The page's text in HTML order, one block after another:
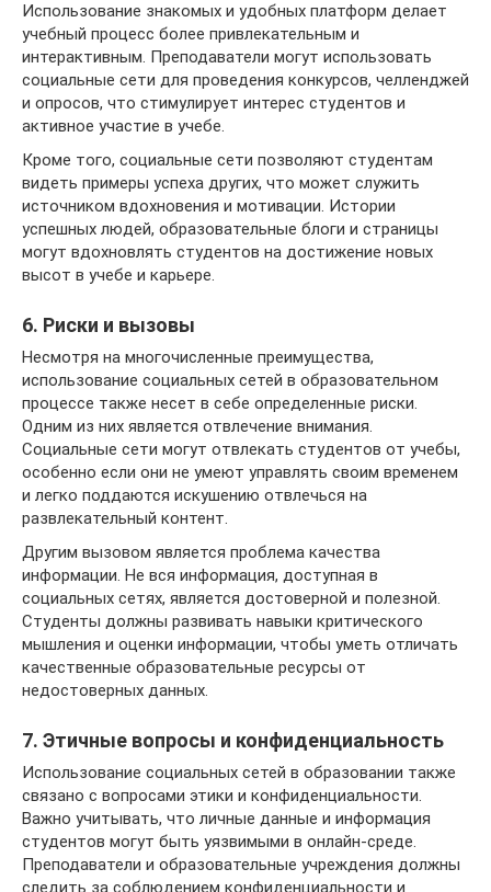
Использование знакомых и удобных платформ делает
учебный процесс более привлекательным и
интерактивным. Преподаватели могут использовать
социальные сети для проведения конкурсов, челленджей
и опросов, что стимулирует интерес студентов и
активное участие в учебе.
Кроме того, социальные сети позволяют студентам
видеть примеры успеха других, что может служить
источником вдохновения и мотивации. Истории
успешных людей, образовательные блоги и страницы
могут вдохновлять студентов на достижение новых
высот в учебе и карьере.
6. Риски и вызовы
Несмотря на многочисленные преимущества,
использование социальных сетей в образовательном
процессе также несет в себе определенные риски.
Одним из них является отвлечение внимания.
Социальные сети могут отвлекать студентов от учебы,
особенно если они не умеют управлять своим временем
и легко поддаются искушению отвлечься на
развлекательный контент.
Другим вызовом является проблема качества
информации. Не вся информация, доступная в
социальных сетях, является достоверной и полезной.
Студенты должны развивать навыки критического
мышления и оценки информации, чтобы уметь отличать
качественные образовательные ресурсы от
недостоверных данных.
7. Этичные вопросы и конфиденциальность
Использование социальных сетей в образовании также
связано с вопросами этики и конфиденциальности.
Важно учитывать, что личные данные и информация
студентов могут быть уязвимыми в онлайн-среде.
Преподаватели и образовательные учреждения должны
следить за соблюдением конфиденциальности и